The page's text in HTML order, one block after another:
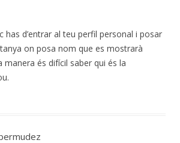
has d’entrar al teu perfil personal i posar
on posa nom que es mostrarà
manera és difícil saber qui és la